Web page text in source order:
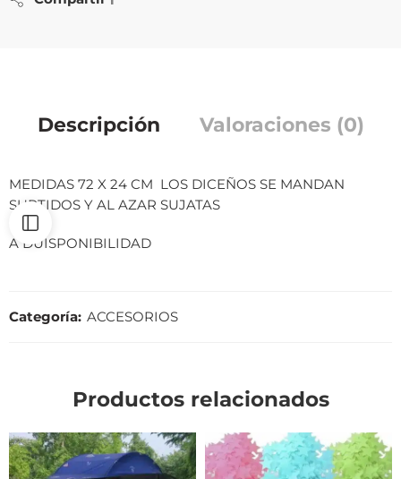
Descripción Valoraciones (0)
MEDIDAS 72 X 24 CM LOS DICEÑOS SE MANDAN
SURTIDOS Y AL AZAR SUJATAS
A DUISPONIBILIDAD
Categoría: ACCESORIOS
Productos relacionados